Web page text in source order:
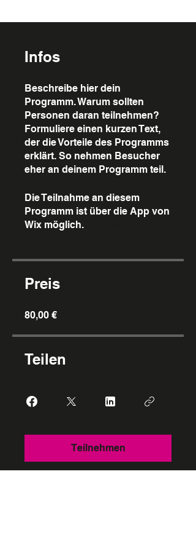
Infos
Beschreibe hier dein
Programm. Warum sollten
Personen daran teilnehmen?
Formuliere einen kurzen Text,
der die Vorteile des Programms
erklärt. So nehmen Besucher
eher an deinem Programm teil.
Die Teilnahme an diesem
Programm ist über die App von
Wix möglich.
Preis
80,00 €
Teilen
Teilnehmen